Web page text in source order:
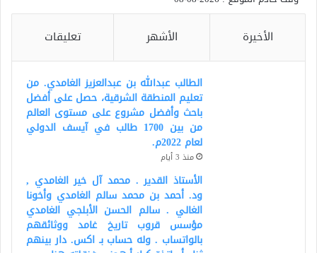
الأخيرة الأشهر تعليقات
الطالب عبدالله بن عبدالعزيز الغامدي. من
تعليم المنطقة الشرقية، حصل على أفضل
باحث وأفضل مشروع على مستوى العالم
من بين 1700 طالب في آيسف الدولي
لعام 2022م.
منذ 3 أيام
الأستاذ القدير . محمد آل خير الغامدي ,
ود. أحمد بن محمد سالم الغامدي وأخونا
الغالي . سالم الحسن الأبلجي الغامدي
مؤسس قروب تاريخ غامد ووثائقهم
بالواتساب . وله حساب بـ اكس. دار بينهم